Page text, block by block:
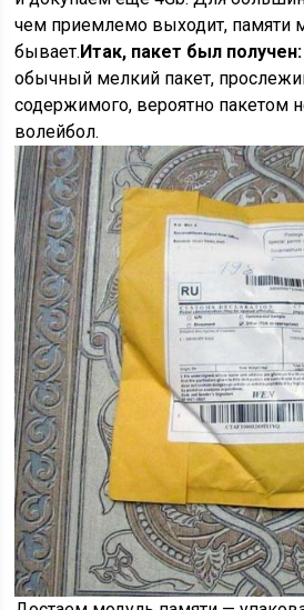
чем приемлемо выходит, памяти
бывает.Итак, пакет был получен:
обычный мелкий пакет,
содержимого, вероятно пакетом
волейбол.